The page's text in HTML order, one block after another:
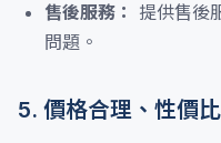
售後服務：
提供售後
問題。
5. 價格合理、性價比